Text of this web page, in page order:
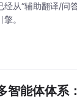
从“辅助翻译/
。
能体体系